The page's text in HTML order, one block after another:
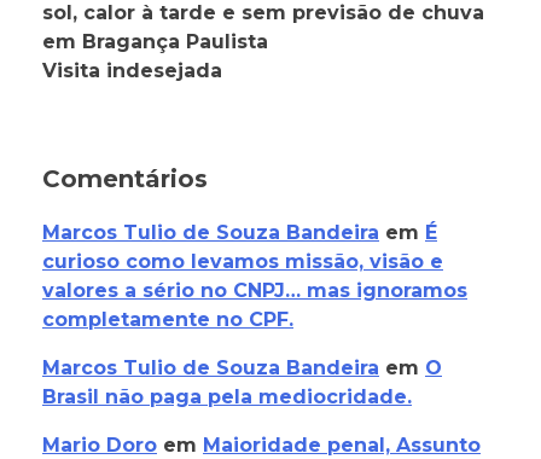
sol, calor à tarde e sem previsão de chuva
em Bragança Paulista
Visita indesejada
Comentários
Marcos Tulio de Souza Bandeira em É
curioso como levamos missão, visão e
valores a sério no CNPJ… mas ignoramos
completamente no CPF.
Marcos Tulio de Souza Bandeira em O
Brasil não paga pela mediocridade.
Mario Doro em Maioridade penal, Assunto